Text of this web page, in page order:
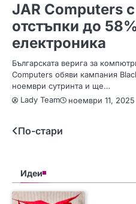
JAR Computers
отстъпки до
електроника
Българската верига за
Computers обяви кампания
ноември сутринта и ще…
Lady Team
ноември 11, 2025
Навигация
По-стари
Идеи